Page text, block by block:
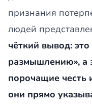
признания
людей
чёткий вывод:
размышлению», а
порочащие честь
они прямо